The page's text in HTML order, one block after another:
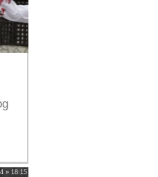
» 18:15